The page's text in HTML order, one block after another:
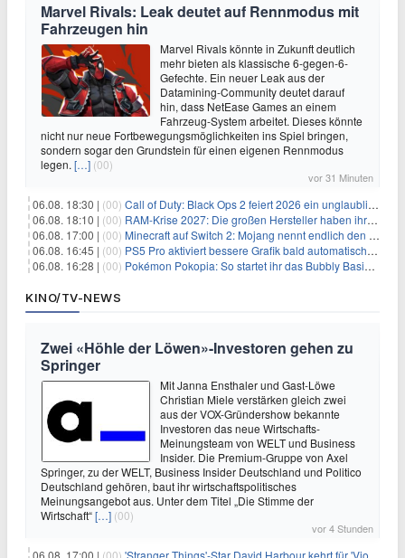
Marvel Rivals: Leak deutet auf Rennmodus mit
Fahrzeugen hin
Marvel Rivals könnte in Zukunft deutlich
mehr bieten als klassische 6-gegen-6-
Gefechte. Ein neuer Leak aus der
Datamining-Community deutet darauf
hin, dass NetEase Games an einem
Fahrzeug-System arbeitet. Dieses könnte
nicht nur neue Fortbewegungsmöglichkeiten ins Spiel bringen,
sondern sogar den Grundstein für einen eigenen Rennmodus
legen. […] (00)
vor 31 Minuten
06.08. 18:30 | (00) Call of Duty: Black Ops 2 feiert 2026 ein unglaubliches Comeback
06.08. 18:10 | (00) RAM-Krise 2027: Die großen Hersteller haben ihre Produktion offenbar schon verkauft
06.08. 17:00 | (00) Minecraft auf Switch 2: Mojang nennt endlich den Releasetermin
06.08. 16:45 | (00) PS5 Pro aktiviert bessere Grafik bald automatisch, aber das Update ist kleiner als gedacht
06.08. 16:28 | (00) Pokémon Pokopia: So startet ihr das Bubbly Basin-DLC
KINO/TV-NEWS
Zwei «Höhle der Löwen»-Investoren gehen zu
Springer
Mit Janna Ensthaler und Gast-Löwe
Christian Miele verstärken gleich zwei
aus der VOX-Gründershow bekannte
Investoren das neue Wirtschafts-
Meinungsteam von WELT und Business
Insider. Die Premium-Gruppe von Axel
Springer, zu der WELT, Business Insider Deutschland und Politico
Deutschland gehören, baut ihr wirtschaftspolitisches
Meinungsangebot aus. Unter dem Titel „Die Stimme der
Wirtschaft“[…] (00)
vor 4 Stunden
06.08. 17:00 | (00) 'Stranger Things'-Star David Harbour kehrt für 'Violent Night 2' zurück – Kristen Bell stößt zur Besetzung